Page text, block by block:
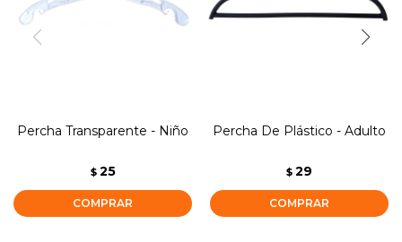
Percha Transparente - Niño
$ 25
Percha De Plástico - Adulto
$ 29